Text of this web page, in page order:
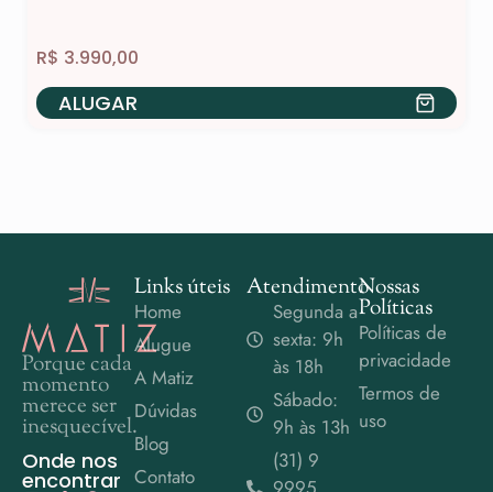
R$ 3.990,00
ALUGAR
Porque cada
momento
merece ser
inesquecível.
Onde nos
encontrar
Links úteis
Home
Alugue
A Matiz
Dúvidas
Blog
Contato
Atendimento
Segunda a
sexta: 9h
às 18h
Sábado:
9h às 13h
(31) 9
Nossas
Políticas
Políticas de
privacidade
Termos de
uso